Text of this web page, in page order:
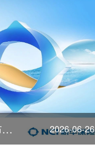
第378位！新华保险荣登《福布斯》全球500强 2026-06-26